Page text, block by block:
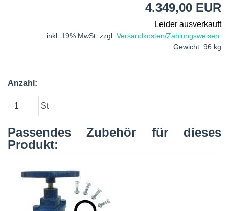
4.349,00 EUR
Leider ausverkauft
inkl. 19% MwSt. zzgl. Versandkosten/Zahlungsweisen
Gewicht: 96 kg
Anzahl:
St
Passendes Zubehör für dieses
Produkt: